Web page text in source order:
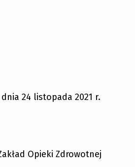
24 listopada 2021 r.
Opieki Zdrowotnej